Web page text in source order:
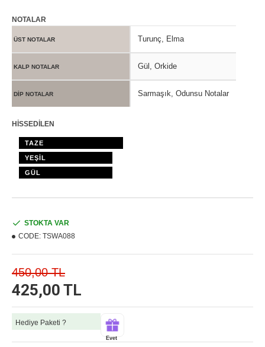
NOTALAR
ÜST NOTALAR Turunç, Elma
KALP NOTALAR Gül, Orkide
DİP NOTALAR Sarmaşık, Odunsu Notalar
HİSSEDİLEN
TAZE
YEŞİL
GÜL
425,00 TL
450,00 TL
STOKTA VAR
CODE: TSWA088
Hediye Paketi ?
Evet